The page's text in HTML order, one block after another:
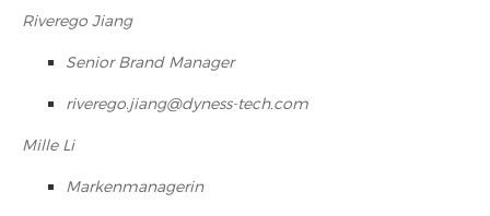
Riverego Jiang
Senior Brand Manager
riverego.jiang@dyness-tech.com
Mille Li
Markenmanagerin